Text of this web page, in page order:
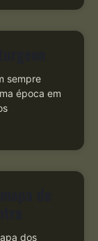
sempre
época em
dos